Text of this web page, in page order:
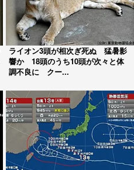
ライオン3頭が相次ぎ死ぬ 猛暑影
響か 18頭のうち10頭が次々と体
調不良に クー...